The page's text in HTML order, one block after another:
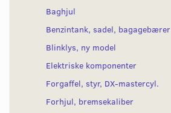
Baghjul
Benzintank, sadel, bagagebærer
Blinklys, ny model
Elektriske komponenter
Forgaffel, styr, DX-mastercyl.
Forhjul, bremsekaliber